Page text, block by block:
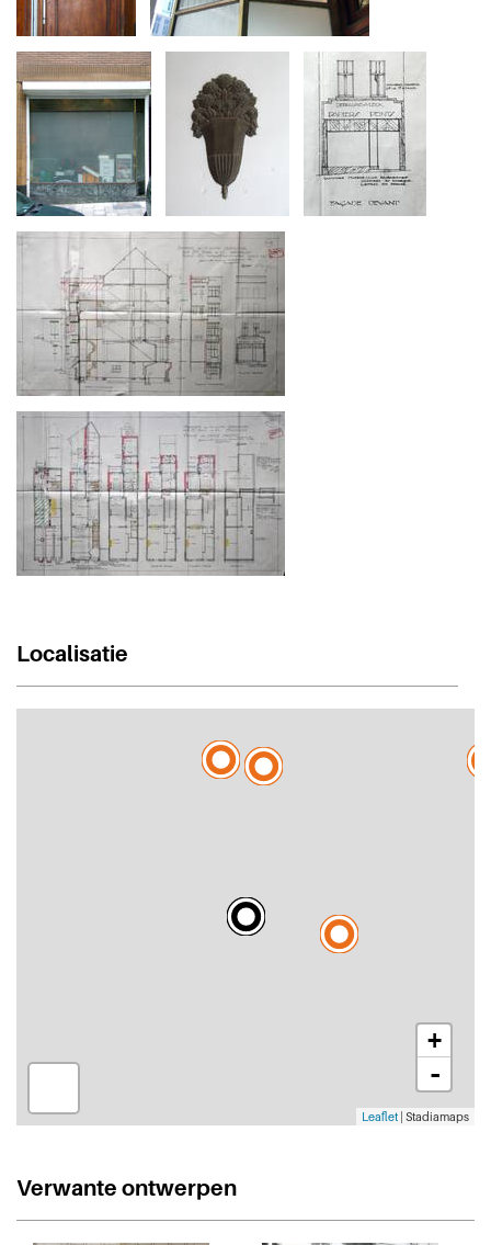
Localisatie
+
-
Leaflet | Stadiamaps
Verwante ontwerpen